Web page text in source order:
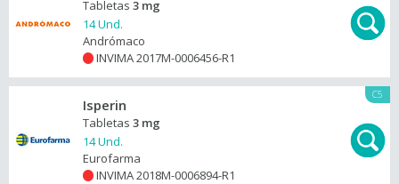
Tabletas 3 mg
14 Und.
Andrómaco
INVIMA 2017M-0006456-R1
C5
Isperin
Tabletas 3 mg
14 Und.
Eurofarma
INVIMA 2018M-0006894-R1